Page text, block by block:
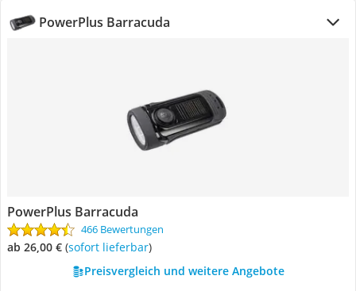
PowerPlus Barracuda
PowerPlus Barracuda
466 Bewertungen
ab 26,00 € ( Sofort lieferbar)
Preisvergleich und weitere Angebote